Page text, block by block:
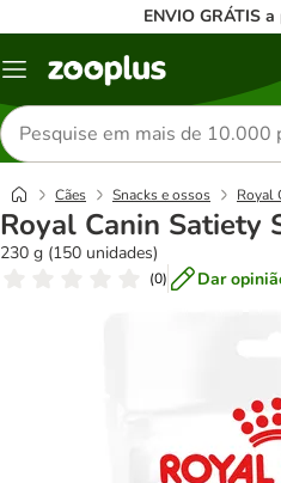
ENVIO GRÁTIS
Menu
Pesquisar
produtos
Cães Snacks e ossos Royal
Royal Canin Satiety
230 g (150 unidades)
(0) Dar